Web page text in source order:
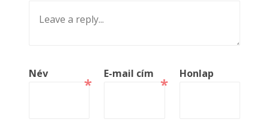
Név
*
E-mail cím
*
Honlap